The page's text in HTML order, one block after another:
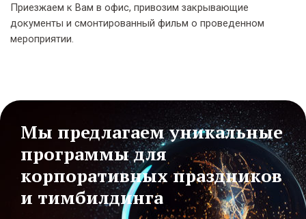
Приезжаем к Вам в офис, привозим закрывающие
документы и смонтированный фильм о проведенном
мероприятии.
Мы предлагаем уникальные
программы для
корпоративных праздников
и тимбилдинга